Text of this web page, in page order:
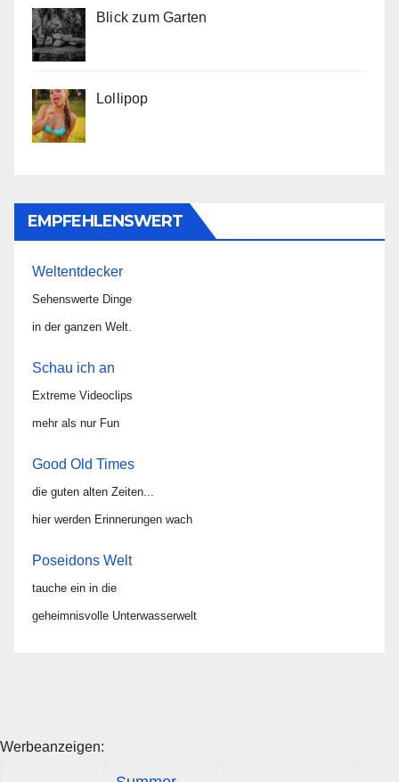
Blick zum Garten
Lollipop
EMPFEHLENSWERT
Weltentdecker
Sehenswerte Dinge
in der ganzen Welt.
Schau ich an
Extreme Videoclips
mehr als nur Fun
Good Old Times
die guten alten Zeiten...
hier werden Erinnerungen wach
Poseidons Welt
tauche ein in die
geheimnisvolle Unterwasserwelt
Werbeanzeigen: